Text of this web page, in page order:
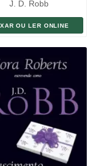
J. D. Robb
OU LER ONLINE